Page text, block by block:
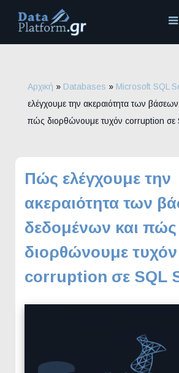
περιεχόμενο
Αρχική » Databases » Microsoft SQL
ελέγχουμε την ακεραιότητα των
πώς διορθώνουμε τυχόν corruption σε
Πώς ελέγχουμε την
ακεραιότητα των
δεδομένων και πώς
διορθώνουμε τυχόν
corruption σε SQL